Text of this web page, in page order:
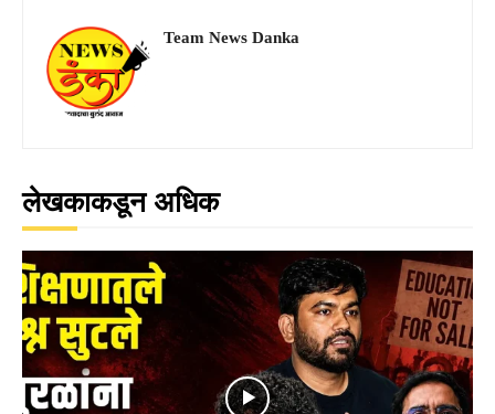
Team News Danka
लेखकाकडून अधिक